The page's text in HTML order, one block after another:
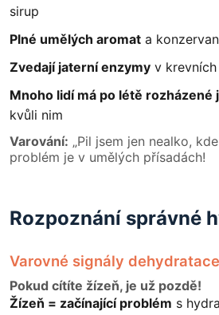
sirup
Plné umělých aromat a
Zvedají jaterní enzymy v
Mnoho lidí má po létě rozházené
kvůli nim
Varování: „Pil jsem jen nealko,
problém je v umělých přísadách!
Rozpoznání správné
Varovné signály dehydratace
Pokud cítíte žízeň, je už pozdě!
Žízeň = začínající problém s